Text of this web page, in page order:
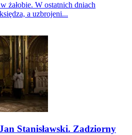
żałobie. W ostatnich dniach
a uzbrojeni...
Stanisławski. Zadziorny